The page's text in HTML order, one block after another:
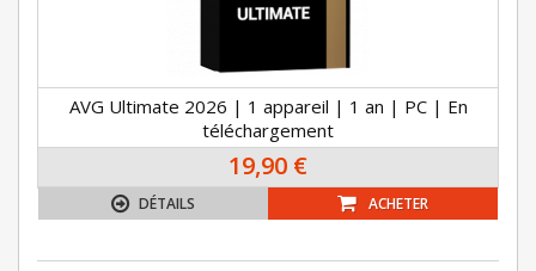
AVG Ultimate 2026 | 1 appareil | 1 an | PC | En
téléchargement
19,90 €
DÉTAILS ACHETER